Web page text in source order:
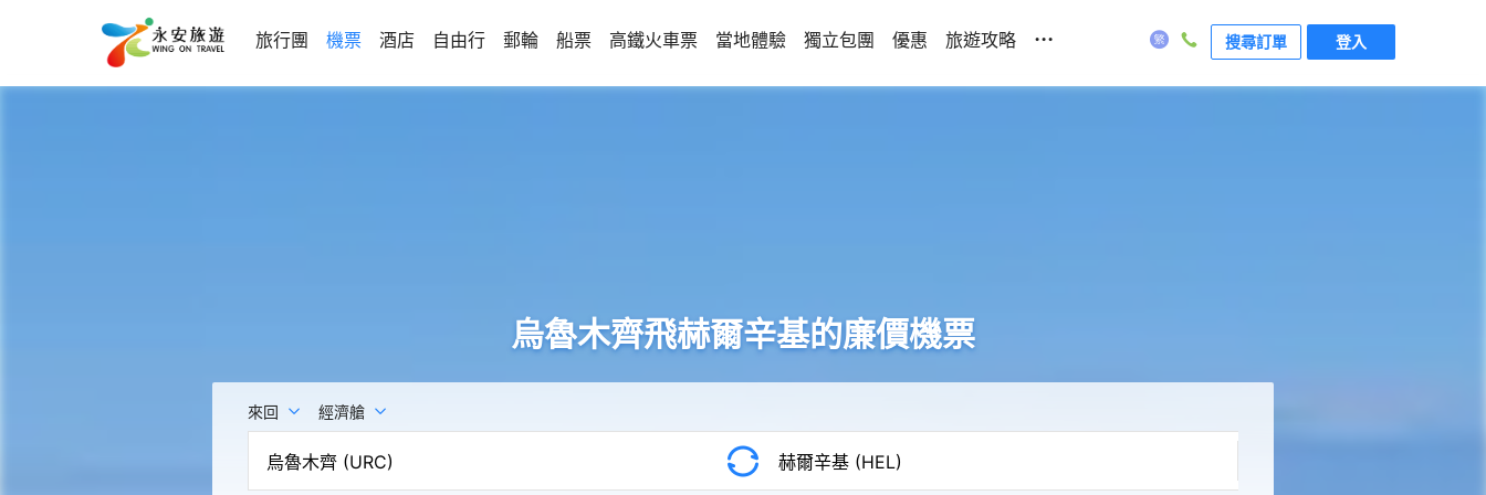
旅行團 機票 酒店 自由行 郵輪 船票 高鐵火車票 當地體驗 獨立包團 優惠 旅遊攻略 ... 搜尋訂單 登入
烏魯木齊飛赫爾辛基的廉價機票
來回 經濟艙